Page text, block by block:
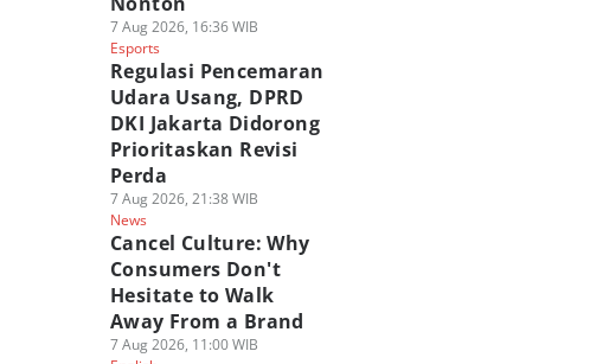
7 Aug 2026, 16:36 WIB
Esports
Regulasi Pencemaran
Udara Usang, DPRD
DKI Jakarta Didorong
Prioritaskan Revisi
Perda
7 Aug 2026, 21:38 WIB
News
Cancel Culture: Why
Consumers Don't
Hesitate to Walk
Away From a Brand
7 Aug 2026, 11:00 WIB